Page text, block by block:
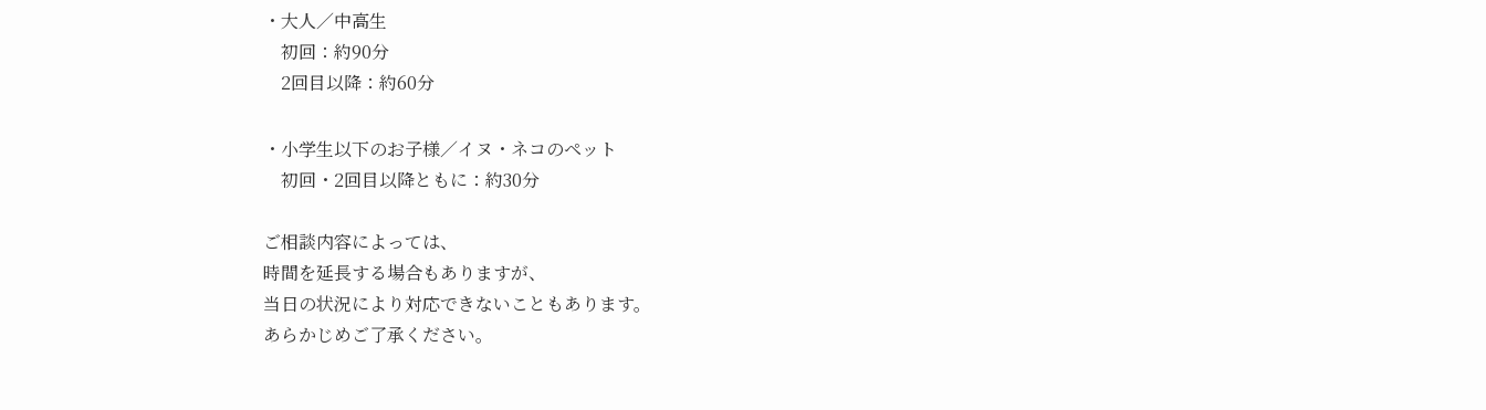
・大人／中高生
初回：約90分
2回目以降：約60分
・小学生以下のお子様／イヌ・ネコのペット
初回・2回目以降ともに：約30分
ご相談内容によっては、
時間を延長する場合もありますが、
当日の状況により対応できないこともあります。
あらかじめご了承ください。